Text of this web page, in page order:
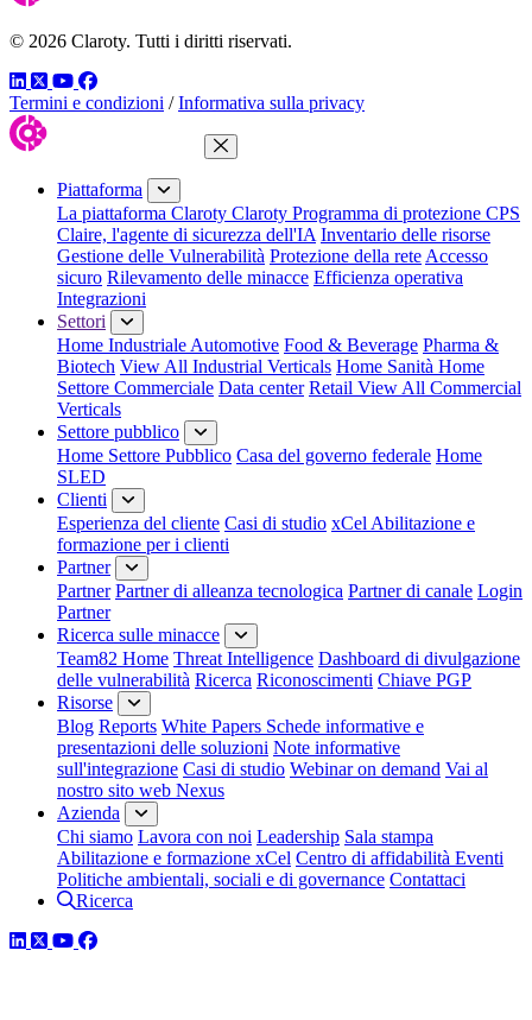
© 2026 Claroty. Tutti i diritti riservati.
LinkedIn
TwitterYouTube
Facebook
Termini e condizioni / Informativa sulla privacy
Chiudi menu
Piattaforma
La piattaforma Claroty Claroty Programma di protezione CPS
Claire, l'agente di sicurezza dell'IA Inventario delle risorse
Gestione delle Vulnerabilità Protezione della rete Accesso
sicuro Rilevamento delle minacce Efficienza operativa
Integrazioni
Settori
Home Industriale Automotive Food & Beverage Pharma &
Biotech View All Industrial Verticals Home Sanità Home
Settore Commerciale Data center Retail View All Commercial
Verticals
Settore pubblico
Home Settore Pubblico Casa del governo federale Home
SLED
Clienti
Esperienza del cliente Casi di studio xCel Abilitazione e
formazione per i clienti
Partner
Partner Partner di alleanza tecnologica Partner di canale Login
Partner
Ricerca sulle minacce
Team82 Home Threat Intelligence Dashboard di divulgazione
delle vulnerabilità Ricerca Riconoscimenti Chiave PGP
Risorse
Blog Reports White Papers Schede informative e
presentazioni delle soluzioni Note informative
sull'integrazione Casi di studio Webinar on demand Vai al
nostro sito web Nexus
Azienda
Chi siamo Lavora con noi Leadership Sala stampa
Abilitazione e formazione xCel Centro di affidabilità Eventi
Politiche ambientali, sociali e di governance Contattaci
Ricerca
LinkedIn
TwitterYouTube
Facebook